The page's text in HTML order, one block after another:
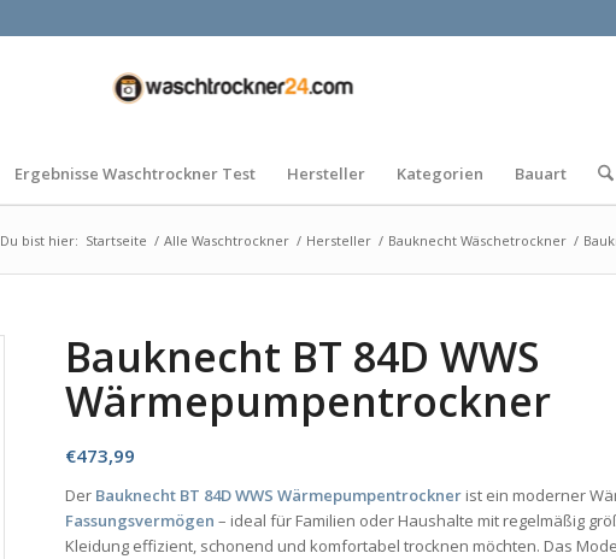
Ergebnisse Waschtrockner Test Hersteller Kategorien Bauart
Du bist hier: Startseite / Alle Waschtrockner / Hersteller / Bauknecht Wäschetrockner /
Bauknecht BT 84D WWS
Wärmepumpentrockner
€473,99
Der Bauknecht BT 84D WWS Wärmepumpentrockner ist ein moderner
Fassungsvermögen – ideal für Familien oder Haushalte mit regelmäßig
Kleidung effizient, schonend und komfortabel trocknen möchten. Das